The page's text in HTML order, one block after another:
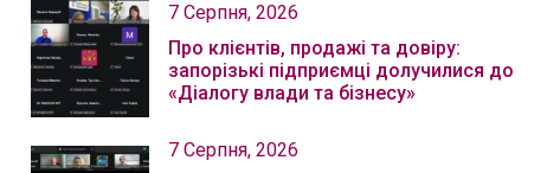
7 Серпня, 2026
Про клієнтів, продажі та довіру:
запорізькі підприємці долучилися до
«Діалогу влади та бізнесу»
7 Серпня, 2026